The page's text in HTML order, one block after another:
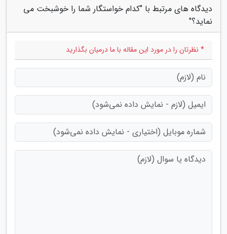
دیدگاه های مرتبط با "کدام خواستگار شما را خوشبخت می
نماید؟"
* نظرتان را در مورد این مقاله با ما درمیان بگذارید